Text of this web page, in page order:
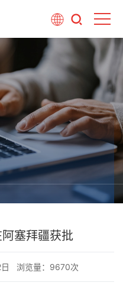
塞拜疆获批
浏览量：9670次